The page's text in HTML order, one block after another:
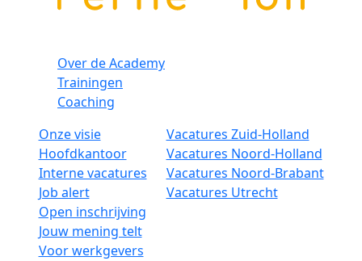
Over de Academy
Trainingen
Coaching
Onze visie
Hoofdkantoor
Interne vacatures
Job alert
Open inschrijving
Jouw mening telt
Voor werkgevers
Vacatures Zuid-Holland
Vacatures Noord-Holland
Vacatures Noord-Brabant
Vacatures Utrecht